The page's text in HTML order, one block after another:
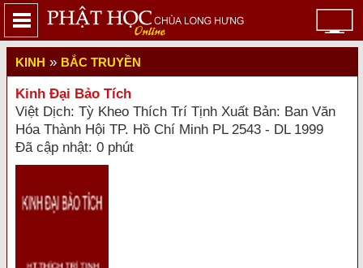
KINH » BẮC TRUYỀN
Kinh Đại Bảo Tích
Việt Dịch: Tỳ Kheo Thích Trí Tịnh Xuất Bản: Ban Văn
Hóa Thành Hội TP. Hồ Chí Minh PL 2543 - DL 1999
Đã cập nhật: 0 phút